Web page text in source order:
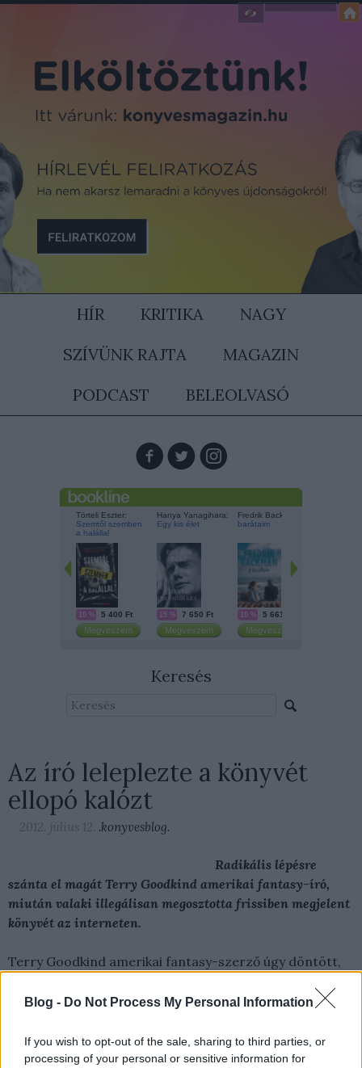
Blog - Do Not Process My Personal Information
If you wish to opt-out of the sale, sharing to third parties, or
processing of your personal or sensitive information for
HÍR KRITIKA
NAGY
SZÍVÜNK RAJTA
MAGAZIN
PODCAST
BELEOLVASÓ
Az író leleplezte a könyvét
ellopó kalózt
2012. július 12. .konyvesblog.
Radikális lépésre
szánta el magát Terry Goodkind amerikai fantasy-író,
miután valaki illegálisan megosztotta frissiben megjelent
könyvét az interneten.
Terry Goodkind amerikai fantasy-szerző úgy döntött,
Legend of Magda Searus ) magánkiadásban jelenteti
hagyományos (és korlátozott számú) nyomtatott
kiadáson kívül hangoskönyvként és e-könyvként is meg
Keresés